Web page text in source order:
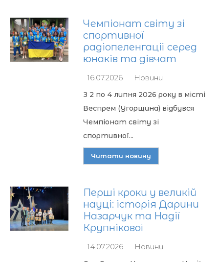
Чемпіонат світу зі
спортивної
радіопеленгації серед
юнаків та дівчат
16.07.2026 Новини
З 2 по 4 липня 2026 року в місті
Веспрем (Угорщина) відбувся
Чемпіонат світу зі
спортивної...
Читати новину
Перші кроки у великій
науці: історія Дарини
Назарчук та Надії
Крупнікової
14.07.2026 Новини